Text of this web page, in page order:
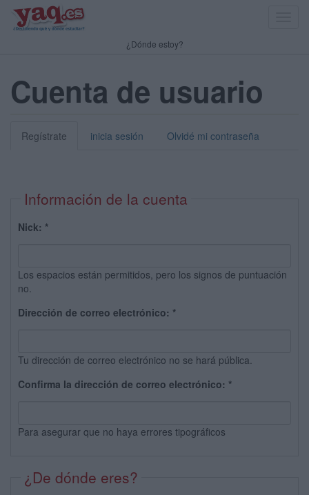
¿Dónde estoy?
Cuenta de usuario
Regístrate inicia sesión Olvidé mi contraseña
Información de la cuenta
Nick: *
Los espacios están permitidos, pero los signos de puntuación
no.
Dirección de correo electrónico: *
Tu dirección de correo electrónico no se hará pública.
Confirma la dirección de correo electrónico: *
Para asegurar que no haya errores tipográficos
¿De dónde eres?